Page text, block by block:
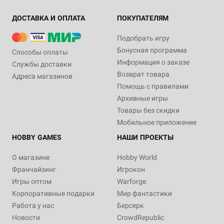
ДОСТАВКА И ОПЛАТА
Способы оплаты
Службы доставки
Адреса магазинов
ПОКУПАТЕЛЯМ
Подобрать игру
Бонусная программа
Информация о заказе
Возврат товара
Помощь с правилами
Архивные игры
Товары без скидки
Мобильное приложение
HOBBY GAMES
О магазине
Франчайзинг
Игры оптом
Корпоративные подарки
Работа у нас
Новости
НАШИ ПРОЕКТЫ
Hobby World
Игрокон
Warforge
Мир фантастики
Берсерк
CrowdRepublic